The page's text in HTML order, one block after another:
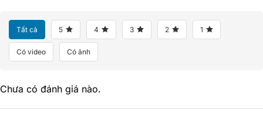
Tất cả 5 4 3 2 1
Có video Có ảnh
Chưa có đánh giá nào.